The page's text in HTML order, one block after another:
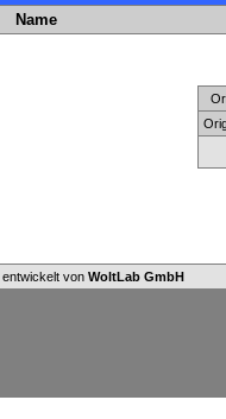
Name
, entwickelt von WoltLab GmbH